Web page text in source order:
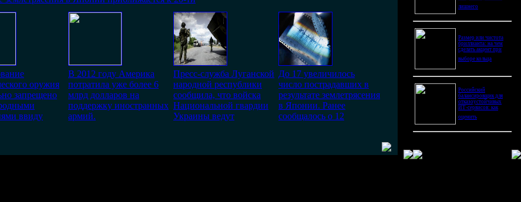
оружия
запрещено
ввиду
В 2012 году Америка
потратила уже более 6
млрд долларов на
поддержку иностранных
армий.
Пресс-служба Луганской
народной республики
сообщила, что войска
Национальной гвардии
Украины ведут
До 17 увеличилось
число пострадавших в
результате землетрясения
в Японии. Ранее
сообщалось о 12
лишнего
Размер или чистота
бриллианта: на чем
сделать акцент при
выборе кольца
Российский
балансировщик для
отказоустойчивых
ИТ-сервисов: как
оценить